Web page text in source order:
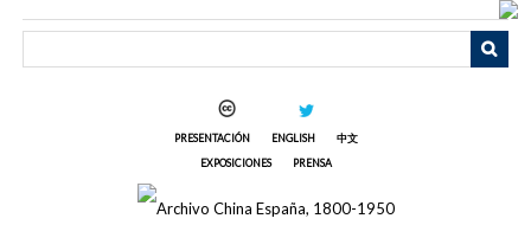
PRESENTACIÓN ENGLISH
中文
EXPOSICIONES
PRENSA